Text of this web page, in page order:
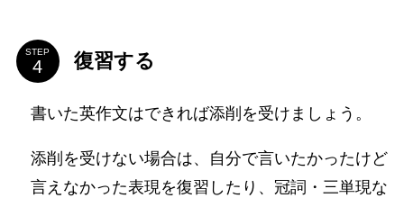
STEP 復習する
書いた英作文はできれば添削を受けましょう。
添削を受けない場合は、自分で言いたかったけど
言えなかった表現を復習したり、冠詞・三単現な